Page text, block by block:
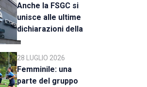
Anche la FSGC si
unisce alle ultime
dichiarazioni della
UEFA
28 LUGLIO 2026
Femminile: una
parte del gruppo